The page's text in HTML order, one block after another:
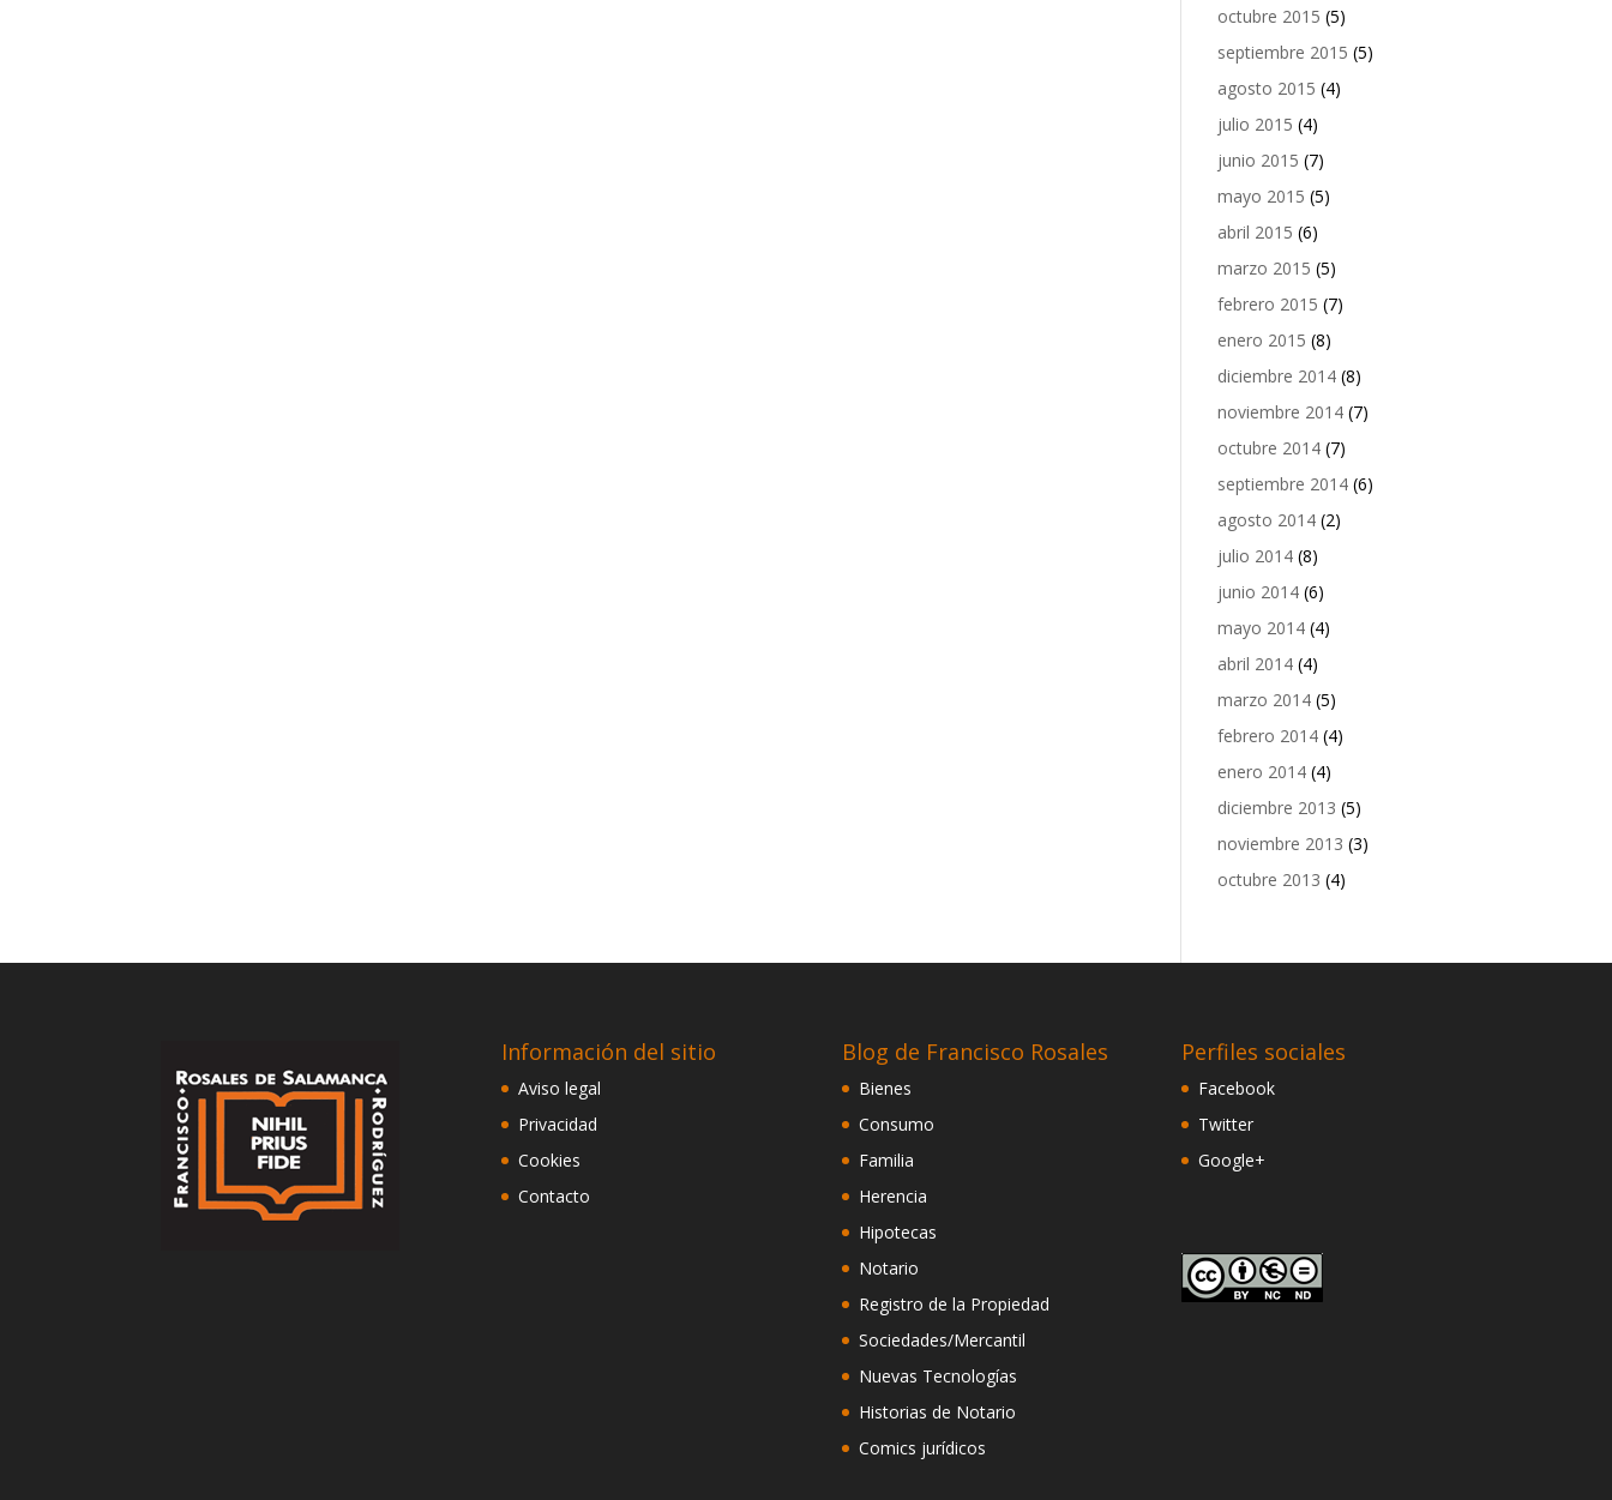
octubre 2015 (5)
septiembre 2015 (5)
agosto 2015 (4)
julio 2015 (4)
junio 2015 (7)
mayo 2015 (5)
abril 2015 (6)
marzo 2015 (5)
febrero 2015 (7)
enero 2015 (8)
diciembre 2014 (8)
noviembre 2014 (7)
octubre 2014 (7)
septiembre 2014 (6)
agosto 2014 (2)
julio 2014 (8)
junio 2014 (6)
mayo 2014 (4)
abril 2014 (4)
marzo 2014 (5)
febrero 2014 (4)
enero 2014 (4)
diciembre 2013 (5)
noviembre 2013 (3)
octubre 2013 (4)
Información del sitio
Aviso legal
Privacidad
Cookies
Contacto
Blog de Francisco Rosales
Bienes
Consumo
Familia
Herencia
Hipotecas
Notario
Registro de la Propiedad
Sociedades/Mercantil
Nuevas Tecnologías
Historias de Notario
Comics jurídicos
Perfiles sociales
Facebook
Twitter
Google+